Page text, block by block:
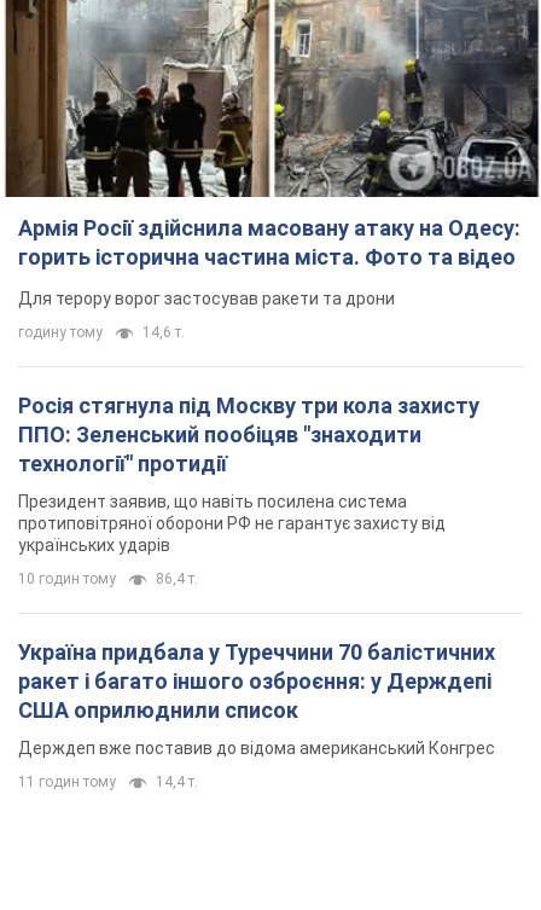
Армія Росії здійснила масовану атаку на Одесу:
горить історична частина міста. Фото та відео
Для терору ворог застосував ракети та дрони
годину тому 14,6 т.
Росія стягнула під Москву три кола захисту
ППО: Зеленський пообіцяв "знаходити
технології" протидії
Президент заявив, що навіть посилена система
протиповітряної оборони РФ не гарантує захисту від
українських ударів
10 годин тому 86,4 т.
Україна придбала у Туреччини 70 балістичних
ракет і багато іншого озброєння: у Держдепі
США оприлюднили список
Держдеп вже поставив до відома американський Конгрес
11 годин тому 14,4 т.